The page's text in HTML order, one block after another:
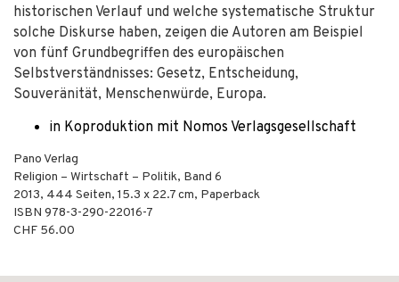
historischen Verlauf und welche systematische Struktur
solche Diskurse haben, zeigen die Autoren am Beispiel
von fünf Grundbegriffen des europäischen
Selbstverständnisses: Gesetz, Entscheidung,
Souveränität, Menschenwürde, Europa.
in Koproduktion mit Nomos Verlagsgesellschaft
Pano Verlag
Religion – Wirtschaft – Politik, Band 6
2013, 444 Seiten, 15.3 x 22.7 cm, Paperback
ISBN 978-3-290-22016-7
CHF 56.00